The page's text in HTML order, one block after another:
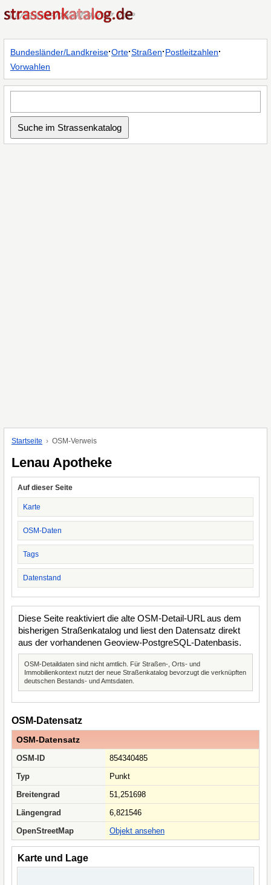
Bundesländer/Landkreise·Orte·Straßen·Postleitzahlen·
Vorwahlen
Startseite OSM-Verweis
Lenau Apotheke
Auf dieser Seite
Karte
OSM-Daten
Tags
Datenstand
Diese Seite reaktiviert die alte OSM-Detail-URL aus dem
bisherigen Straßenkatalog und liest den Datensatz direkt
aus der vorhandenen Geoview-PostgreSQL-Datenbasis.
OSM-Detaildaten sind nicht amtlich. Für Straßen-, Orts- und
Immobilienkontext nutzt der neue Straßenkatalog bevorzugt die verknüpften
deutschen Bestands- und Amtsdaten.
OSM-Datensatz
OSM-Datensatz
OSM-ID
854340485
Typ
Punkt
Breitengrad
51,251698
Längengrad
6,821546
OpenStreetMap
Objekt ansehen
Karte und Lage